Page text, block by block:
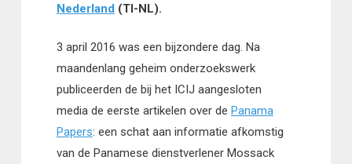
Nederland (TI-NL).
3 april 2016 was een bijzondere dag. Na
maandenlang geheim onderzoekswerk
publiceerden de bij het ICIJ aangesloten
media de eerste artikelen over de Panama
Papers: een schat aan informatie afkomstig
van de Panamese dienstverlener Mossack